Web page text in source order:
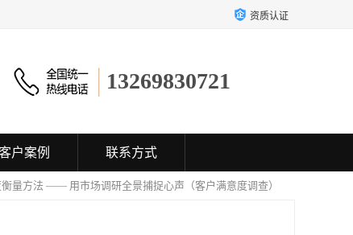
资质认证
13269830721
户案例 联系方式
量方法 —— 用市场调研全景捕捉心声（客户满意度调查）